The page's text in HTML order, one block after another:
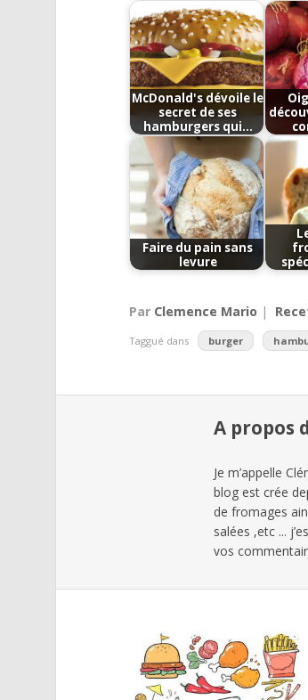
McDonald's dévoile le
secret de ses
hamburgers qui…
Faire du pain sans
levure
Par Clemence Mario |
Taggué dans burger
A propos
Je m’appelle
blog est crée
de fromages
salées ,etc ...
vos